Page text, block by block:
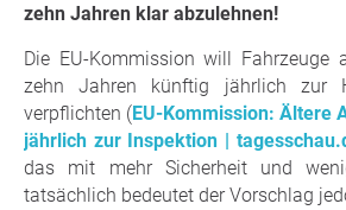
zehn Jahren klar abzulehnen!
Die EU-Kommission will Fahrzeuge
zehn Jahren künftig jährlich zur
verpflichten (EU-Kommission: Ältere
jährlich zur Inspektion |
das mit mehr Sicherheit und
tatsächlich bedeutet der Vorschlag